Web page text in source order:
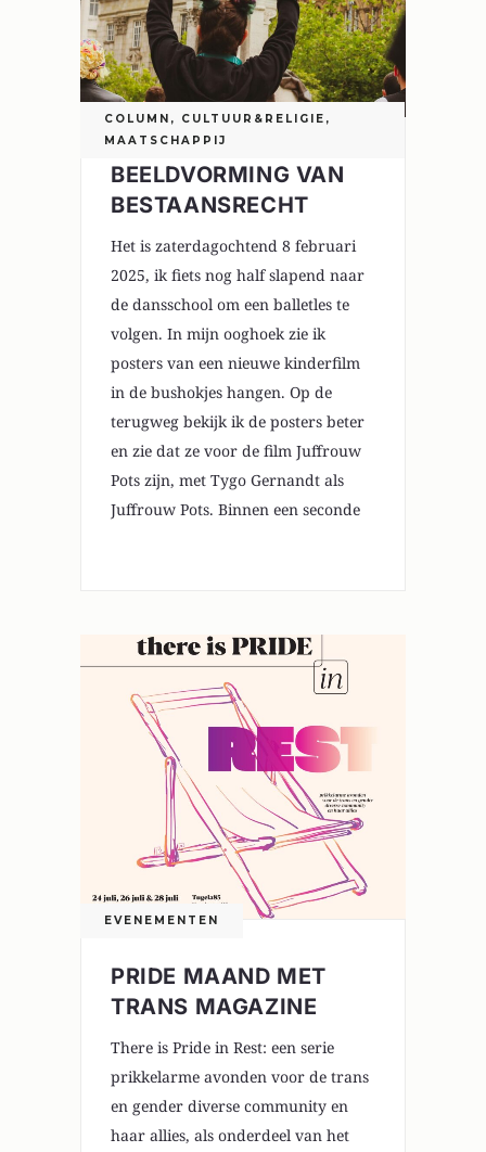
COLUMN , CULTUUR&RELIGIE ,
MAATSCHAPPIJ
BEELDVORMING VAN
BESTAANSRECHT
Het is zaterdagochtend 8 februari
2025, ik fiets nog half slapend naar
de dansschool om een balletles te
volgen. In mijn ooghoek zie ik
posters van een nieuwe kinderfilm
in de bushokjes hangen. Op de
terugweg bekijk ik de posters beter
en zie dat ze voor de film Juffrouw
Pots zijn, met Tygo Gernandt als
Juffrouw Pots. Binnen een seconde
EVENEMENTEN
PRIDE MAAND MET
TRANS MAGAZINE
There is Pride in Rest: een serie
prikkelarme avonden voor de trans
en gender diverse community en
haar allies, als onderdeel van het